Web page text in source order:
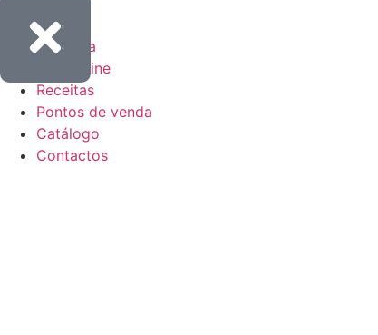
Empresa
Loja online
Receitas
Pontos de venda
Catálogo
Contactos